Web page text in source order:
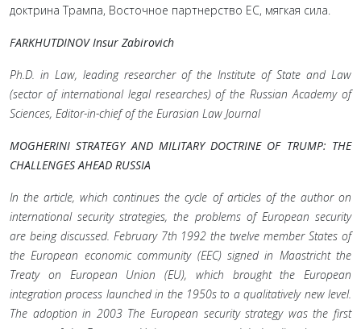
доктрина Трампа, Восточное партнерство ЕС, мягкая сила.
FARKHUTDINOV Insur Zabirovich
Ph.D. in Law, leading researcher of the Institute of State and Law
(sector of international legal researches) of the Russian Academy of
Sciences, Editor-in-chief of the Eurasian Law Journal
MOGHERINI STRATEGY AND MILITARY DOCTRINE OF TRUMP: THE
CHALLENGES AHEAD RUSSIA
In the article, which continues the cycle of articles of the author on
international security strategies, the problems of European security
are being discussed. February 7th 1992 the twelve member States of
the European economic community (EEC) signed in Maastricht the
Treaty on European Union (EU), which brought the European
integration process launched in the 1950s to a qualitatively new level.
The adoption in 2003 The European security strategy was the first